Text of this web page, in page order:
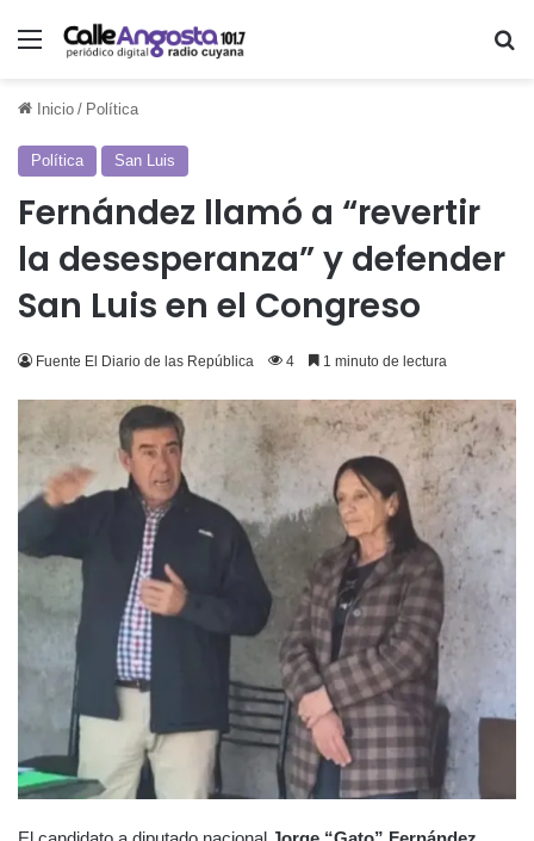
Menú
Inicio / Política
Política San Luis
Fernández llamó a “revertir
la desesperanza” y defender
San Luis en el Congreso
Fuente El Diario de las República 4 1 minuto de lectura